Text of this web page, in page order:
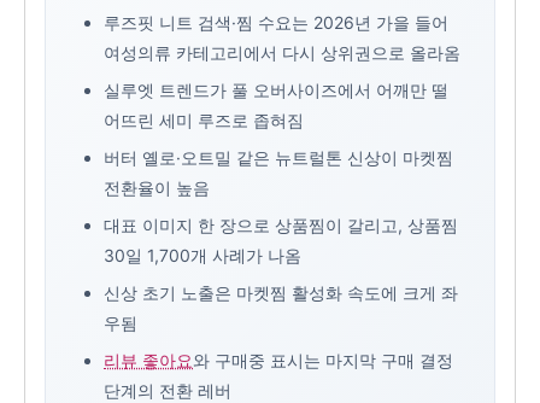
루즈핏 니트 검색·찜 수요는 2026년 가을 들어
여성의류 카테고리에서 다시 상위권으로 올라옴
실루엣 트렌드가 풀 오버사이즈에서 어깨만 떨
어뜨린 세미 루즈로 좁혀짐
버터 옐로·오트밀 같은 뉴트럴톤 신상이 마켓찜
전환율이 높음
대표 이미지 한 장으로 상품찜이 갈리고, 상품찜
30일 1,700개 사례가 나옴
신상 초기 노출은 마켓찜 활성화 속도에 크게 좌
우됨
리뷰 좋아요와 구매중 표시는 마지막 구매 결정
단계의 전환 레버